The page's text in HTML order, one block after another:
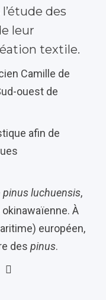
des
leur
textile.
Camille de
ouest de
afin de
pinus luchuensis,
À
européen,
des pinus.